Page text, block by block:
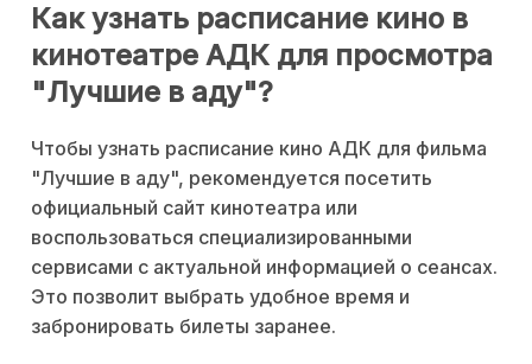
Как узнать расписание кино в
кинотеатре АДК для просмотра
"Лучшие в аду"?
Чтобы узнать расписание кино АДК для фильма
"Лучшие в аду", рекомендуется посетить
официальный сайт кинотеатра или
воспользоваться специализированными
сервисами с актуальной информацией о сеансах.
Это позволит выбрать удобное время и
забронировать билеты заранее.